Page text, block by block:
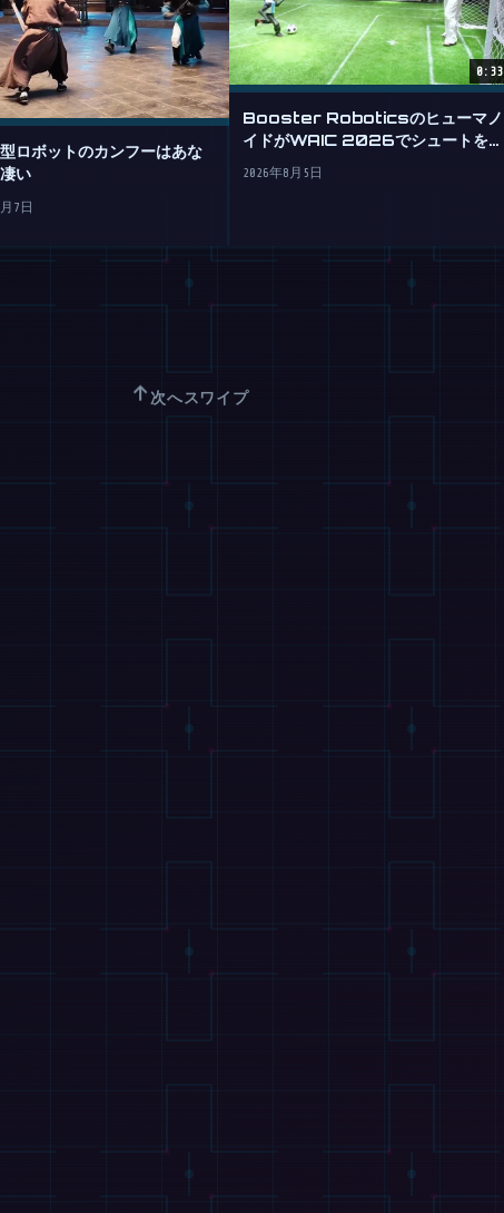
ロボットのカンフーはあな
い
7日
0:33
Booster Roboticsのヒューマノ
イドがWAIC 2026でシュートを決
める
2026年8月5日
↑ 次へスワイプ